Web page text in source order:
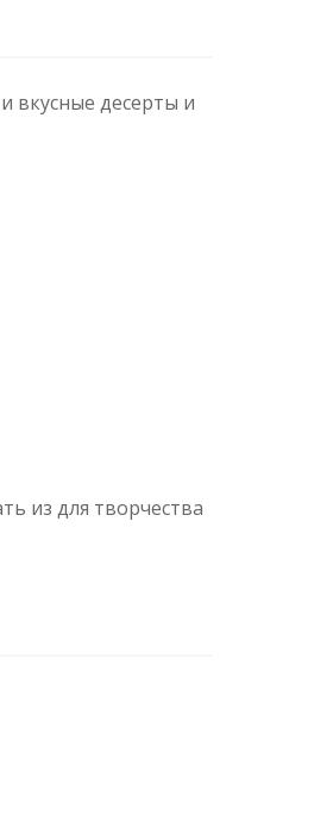
вкусные десерты и
из для творчества